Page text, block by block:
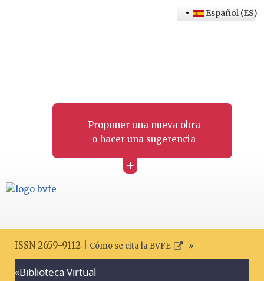
Proponer una nueva obra
o hacer una sugerencia
+
Español (ES)
ISSN 2659-9112 | Cómo se cita la BVFE
«Biblioteca Virtual